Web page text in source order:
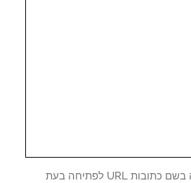
ערוך את פריט התצורה בשם כתובות URL לפתיחה בעת